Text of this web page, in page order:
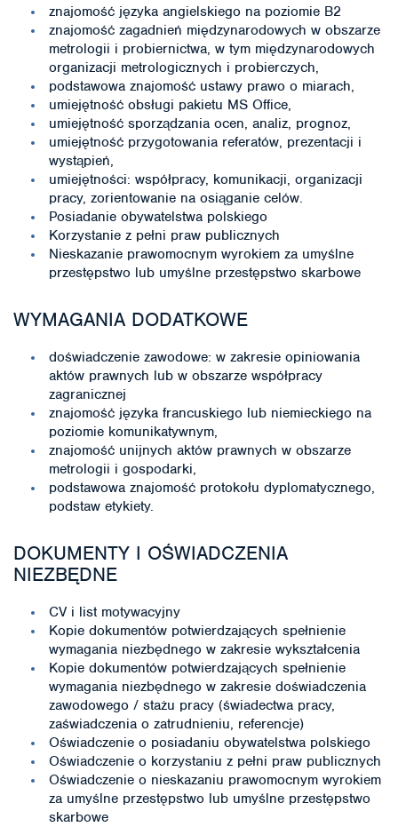
znajomość języka angielskiego na poziomie B2
znajomość zagadnień międzynarodowych w obszarze
metrologii i probiernictwa, w tym międzynarodowych
organizacji metrologicznych i probierczych,
podstawowa znajomość ustawy prawo o miarach,
umiejętność obsługi pakietu MS Office,
umiejętność sporządzania ocen, analiz, prognoz,
umiejętność przygotowania referatów, prezentacji i
wystąpień,
umiejętności: współpracy, komunikacji, organizacji
pracy, zorientowanie na osiąganie celów.
Posiadanie obywatelstwa polskiego
Korzystanie z pełni praw publicznych
Nieskazanie prawomocnym wyrokiem za umyślne
przestępstwo lub umyślne przestępstwo skarbowe
WYMAGANIA DODATKOWE
doświadczenie zawodowe: w zakresie opiniowania
aktów prawnych lub w obszarze współpracy
zagranicznej
znajomość języka francuskiego lub niemieckiego na
poziomie komunikatywnym,
znajomość unijnych aktów prawnych w obszarze
metrologii i gospodarki,
podstawowa znajomość protokołu dyplomatycznego,
podstaw etykiety.
DOKUMENTY I OŚWIADCZENIA
NIEZBĘDNE
CV i list motywacyjny
Kopie dokumentów potwierdzających spełnienie
wymagania niezbędnego w zakresie wykształcenia
Kopie dokumentów potwierdzających spełnienie
wymagania niezbędnego w zakresie doświadczenia
zawodowego / stażu pracy (świadectwa pracy,
zaświadczenia o zatrudnieniu, referencje)
Oświadczenie o posiadaniu obywatelstwa polskiego
Oświadczenie o korzystaniu z pełni praw publicznych
Oświadczenie o nieskazaniu prawomocnym wyrokiem
za umyślne przestępstwo lub umyślne przestępstwo
skarbowe